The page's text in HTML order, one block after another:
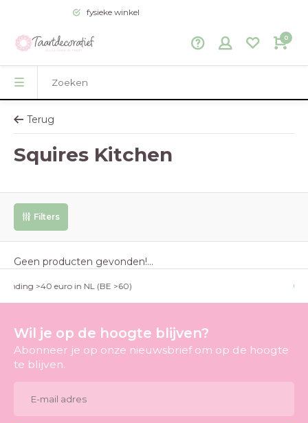
fysieke winkel
0
Terug
Squires Kitchen
Filters
Geen producten gevonden!...
>40 euro in NL (BE >60)
Wil je op de hoogte blijven?
Abonneer je op onze nieuwsbrief om op de hoogte
te blijven.